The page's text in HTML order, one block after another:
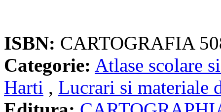
ISBN: CARTOGRAFIA
Categorie: Atlase scolare
Harti , Lucrari si materiale